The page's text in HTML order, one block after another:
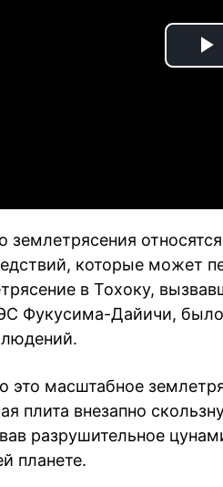
землетрясения
которые может
в Тохоку,
Фукусима-Дайичи,
это масштабное
плита внезапно
разрушительное
планете.